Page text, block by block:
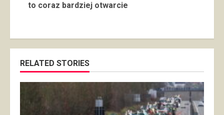
to coraz bardziej otwarcie
RELATED STORIES